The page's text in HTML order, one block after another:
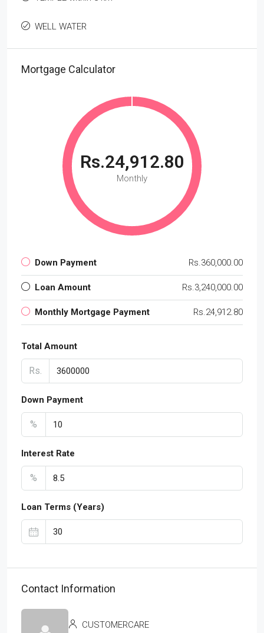
WELL WATER
Mortgage Calculator
Rs.24,912.80
Monthly
Down Payment Rs.360,000.00
Loan Amount Rs.3,240,000.00
Monthly Mortgage Payment Rs.24,912.80
Total Amount
Rs.
Down Payment
%
Interest Rate
%
Loan Terms (Years)
Contact Information
CUSTOMERCARE